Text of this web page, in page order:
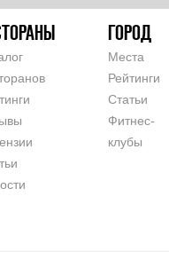
ГОРОД
Места
Рейтинги
Статьи
Фитнес-
клубы